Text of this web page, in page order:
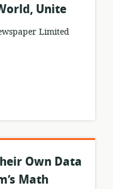
Unite
Limited
Own Data
Math